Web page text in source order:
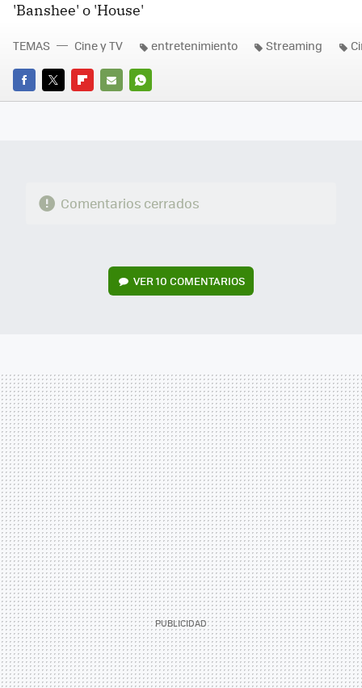
'Banshee' o 'House'
FACEBOOK
TWITTERFLIPBOARD
E-
WHATSAPP
TEMAS Cine y TV entretenimiento Streaming
Comentarios cerrados
VER 10 COMENTARIOS